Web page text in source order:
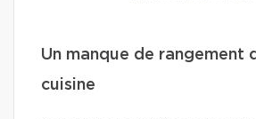
Un manque de rangement
cuisine